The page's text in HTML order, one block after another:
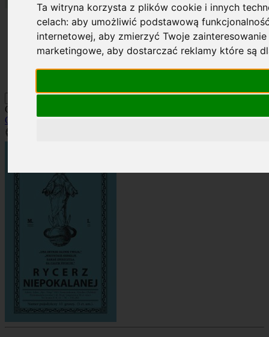
Ta witryna korzysta z plików cookie i innych
celach:aby umożliwić podstawową
internetowej,aby zmierzyć Twoje
marketingowe,aby dostarczać reklamy które są
Strona główna
Roczniki
Okładki
Prenumerata
Kontakt
Okładka: RN 11/1926
Okładki
»Rocznik 1926»RN 11/1926